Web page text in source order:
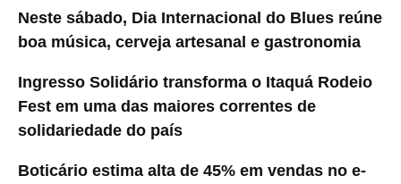
Neste sábado, Dia Internacional do Blues reúne
boa música, cerveja artesanal e gastronomia
Ingresso Solidário transforma o Itaquá Rodeio
Fest em uma das maiores correntes de
solidariedade do país
Boticário estima alta de 45% em vendas no e-